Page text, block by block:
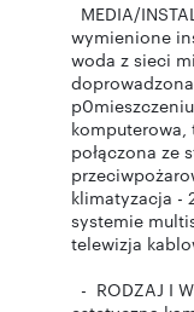
MEDIA/
wymienione
woda z sieci
połączona ze
klimatyzacja -
systemie
telewizja
- RODZAJ I